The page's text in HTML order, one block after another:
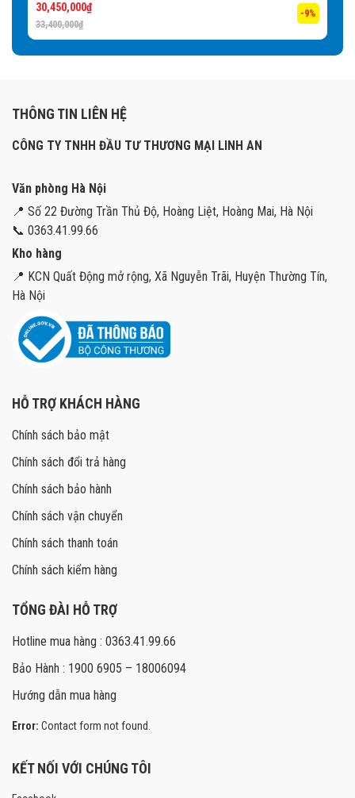
33,400,000₫
30,450,000₫
-9%
THÔNG TIN LIÊN HỆ
CÔNG TY TNHH ĐẦU TƯ THƯƠNG MẠI LINH AN
Văn phòng Hà Nội
📍 Số 22 Đường Trần Thủ Độ, Hoàng Liệt, Hoàng Mai, Hà Nội
📞 0363.41.99.66
Kho hàng
📍 KCN Quất Động mở rộng, Xã Nguyễn Trãi, Huyện Thường Tín,
Hà Nội
HỖ TRỢ KHÁCH HÀNG
Chính sách bảo mật
Chính sách đổi trả hàng
Chính sách bảo hành
Chính sách vận chuyển
Chính sách thanh toán
Chính sách kiểm hàng
TỔNG ĐÀI HỖ TRỢ
Hotline mua hàng : 0363.41.99.66
Bảo Hành : 1900 6905 – 18006094
Hướng dẫn mua hàng
Error: Contact form not found.
KẾT NỐI VỚI CHÚNG TÔI